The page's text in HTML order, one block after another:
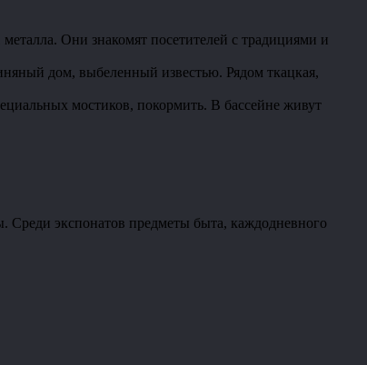
Они знакомят посетителей с традициями и
дом, выбеленный известью. Рядом ткацкая,
мостиков, покормить. В бассейне живут
Среди экспонатов предметы быта, каждодневного